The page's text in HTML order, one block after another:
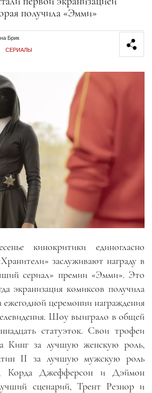
получила «Эмми»
Брик
СЕРИАЛЫ
кинокритики единогласно
заслуживают награду в
сериал» премии «Эмми». Это
экранизация комиксов получила
ежегодной церемонии награждения
Шоу выиграло в общей
статуэток. Свои трофеи
Кинг за лучшую женскую роль,
II за лучшую мужскую роль
Корда Джефферсон и Дэймон
сценарий, Трент Резнор и